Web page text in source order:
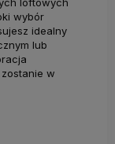
wybór
idealny
lub
w